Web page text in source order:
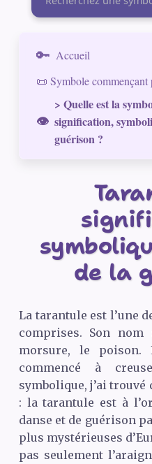
Accueil
📜 Symbole commençant
> Quelle est la
signification,
guérison ?
de la
La tarantule est l’une
comprises. Son
morsure, le poison.
commencé à
symbolique, j’ai trouvé
: la tarantule est à
danse et de guérison
plus mystérieuses
pas seulement